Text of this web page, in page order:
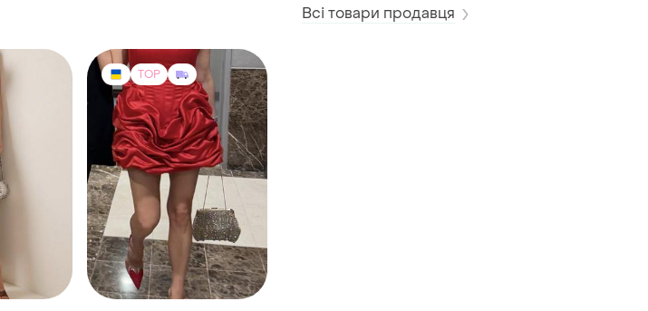
Всі товари продавця
TOP